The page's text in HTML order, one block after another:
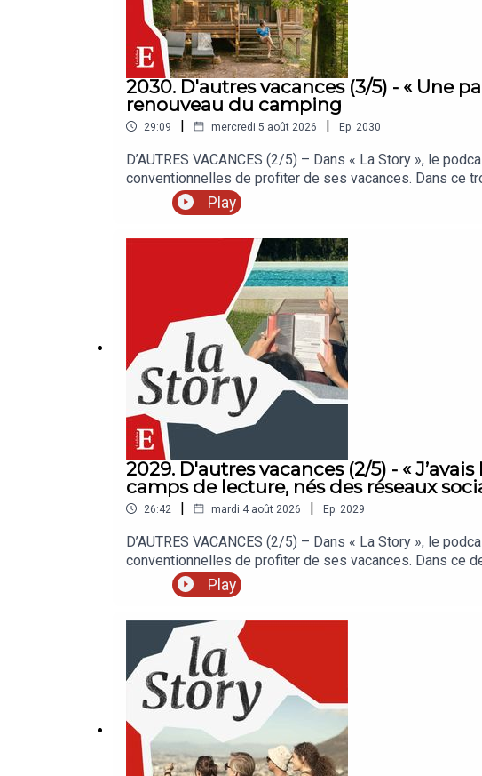
2030. D'autres vacances (3/5) - « Une
renouveau du camping
29:09 | mercredi 5 août 2026 | Ep. 2030
D’AUTRES VACANCES (2/5) – Dans « La Story », le
conventionnelles de profiter de ses vacances. Dans ce
croisée du camping et de l’hôtel étoilé, au milieu des
Echos, c’est chaque jour les analyses et décryptages
Clémence Lemaistre. Invité : Baptiste Bonnichon
Grouzis. Musique : Théo Boulenger. Identité graphique :
Play
2029. D'autres vacances (2/5) - «
camps de lecture, nés des réseaux
26:42 | mardi 4 août 2026 | Ep. 2029
D’AUTRES VACANCES (2/5) – Dans « La Story », le
conventionnelles de profiter de ses vacances. Dans ce
vraiment l’essentiel ? La Sélection des Echos, c’est
Retrouvez nos meilleures offres réservées à nos
Mathilde Dutrieux. Réalisation : Nicolas Jean. Chargée
The Bookmates.
Play